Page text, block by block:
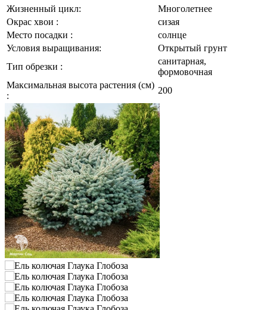
Жизненный цикл:
Многолетнее
Окрас хвои :
сизая
Место посадки :
солнце
Условия выращивания:
Открытый грунт
Тип обрезки :
санитарная,
формовочная
Максимальная высота растения (см)
:
200